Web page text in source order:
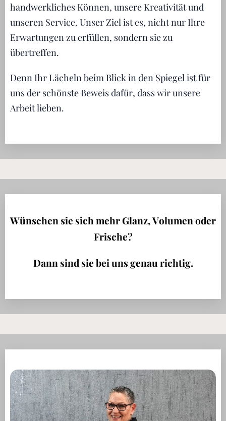
handwerkliches Können, unsere Kreativität und
unseren Service. Unser Ziel ist es, nicht nur Ihre
Erwartungen zu erfüllen, sondern sie zu
übertreffen.
Denn Ihr Lächeln beim Blick in den Spiegel ist für
uns der schönste Beweis dafür, dass wir unsere
Arbeit lieben.
Wünschen sie sich mehr Glanz, Volumen oder
Frische?
Dann sind sie bei uns genau richtig.